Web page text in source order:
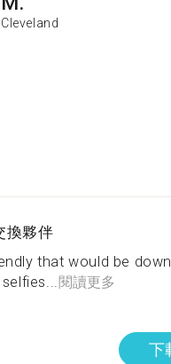
Cleveland
換夥伴
that would be
閱讀更多
下